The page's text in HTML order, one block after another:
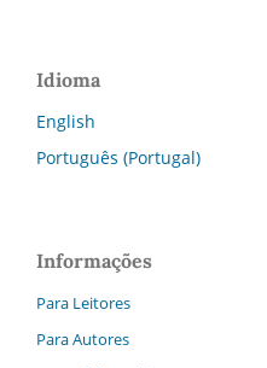
Idioma
English
Português (Portugal)
Informações
Para Leitores
Para Autores